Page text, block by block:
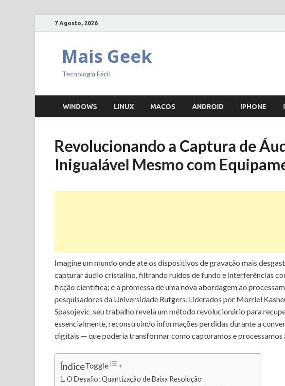
7 Agosto, 2026
Mais Geek
Tecnologia Fácil
WINDOWS LINUX MACOS ANDROID IPHONE
Revolucionando a Captura de
Inigualável Mesmo com
Imagine um mundo onde até os dispositivos de gravação mais
capturar áudio cristalino, filtrando ruídos de fundo e interferências
ficção científica; é a promessa de uma nova abordagem ao
pesquisadores da Universidade Rutgers. Liderados por Morriel
Spasojevic, seu trabalho revela um método revolucionário para
essencialmente, reconstruindo informações perdidas durante a
digitais — que poderia transformar como capturamos e processamos
ÍndiceToggle
O Desafio: Quantização de Baixa Resolução